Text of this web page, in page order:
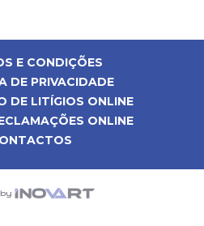
E CONDIÇÕES
DE PRIVACIDADE
DE LITÍGIOS ONLINE
ONLINE